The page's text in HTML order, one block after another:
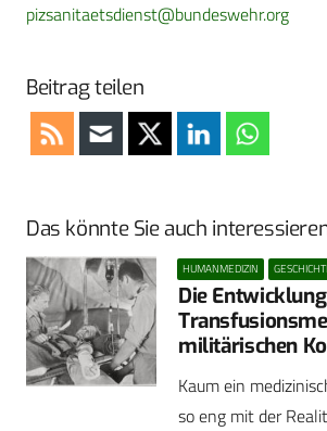
pizsanitaetsdienst@bundeswehr.org
Beitrag teilen
Das könnte Sie auch
HUMANMEDIZIN
Die
militärischen
Kaum ein
so eng mit der